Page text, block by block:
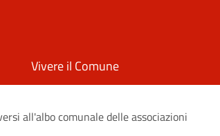
Vivere il Comune
all'albo comunale delle associazioni